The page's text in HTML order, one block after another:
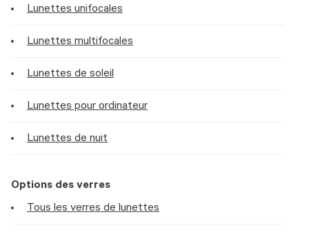
Lunettes unifocales
Lunettes multifocales
Lunettes de soleil
Lunettes pour ordinateur
Lunettes de nuit
Options des verres
Tous les verres de lunettes